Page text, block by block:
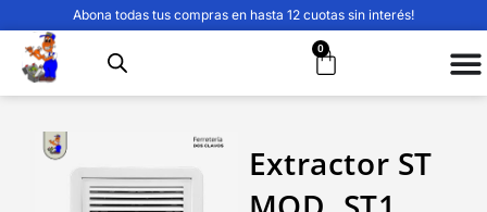
Abona todas tus compras en hasta 12 cuotas sin interés!
0
Extractor ST